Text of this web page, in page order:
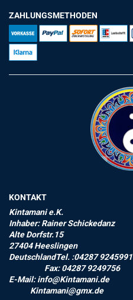
ZAHLUNGSMETHODEN
KONTAKT
Kintamani e.K.
Inhaber: Rainer Schickedanz
Alte Dorfstr.15
27404 Heeslingen
DeutschlandTel. :04287 9245991
Fax: 04287 9249756
E-Mail: info@Kintamani.de
Kintamani@gmx.de